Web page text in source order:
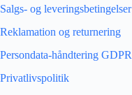
Salgs- og leveringsbetingelser
Reklamation og returnering
Persondata-håndtering GDPR
Privatlivspolitik